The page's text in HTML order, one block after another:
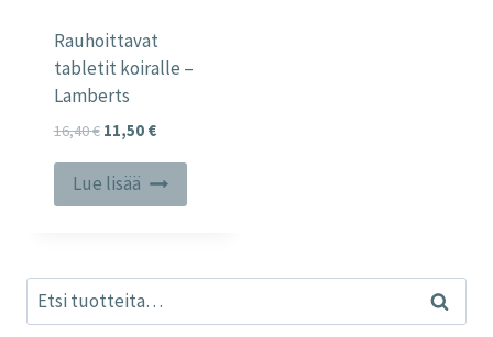
Rauhoittavat
tabletit koiralle –
Lamberts
16,40€ Alkuperäinen
oli:
16,40 €.
11,50 €Nykyinen
on:
11,50 €.
Lue lisää
Etsi: Haku